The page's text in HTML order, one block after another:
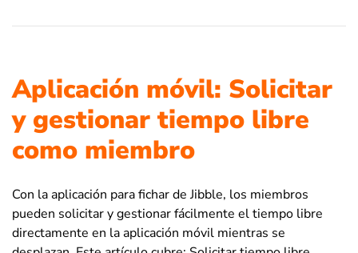
Aplicación móvil: Solicitar
y gestionar tiempo libre
como miembro
Con la aplicación para fichar de Jibble, los miembros
pueden solicitar y gestionar fácilmente el tiempo libre
directamente en la aplicación móvil mientras se